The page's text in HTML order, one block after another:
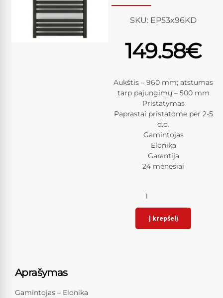
SKU: EP53x96KD
149.58€
Aukštis – 960 mm; atstumas
tarp pajungimų – 500 mm
Pristatymas
Paprastai pristatome per 2-5
d.d.
Gamintojas
Elonika
Garantija
24 mėnesiai
Į krepšelį
Aprašymas
Gamintojas – Elonika